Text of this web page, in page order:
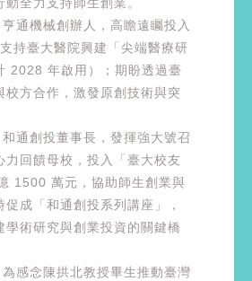
全力支持師生創業。
亨通機械創辦人，高瞻遠矚投入
持臺大醫院興建「尖端醫療研
2028 年啟用）；期盼透過臺
校方合作，激發原創技術與突
和通創投董事長，發揮強大號召
力回饋母校，投入「臺大校友
1500 萬元，協助師生創業與
成「和通創投系列講座」，
學術研究與創業投資的關鍵橋
為感念陳拱北教授畢生推動臺灣